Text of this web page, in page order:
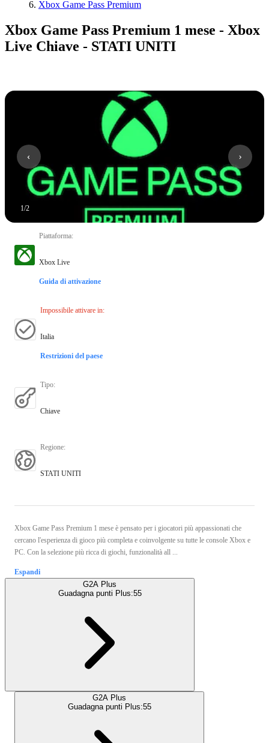
Xbox Game Pass Premium
Xbox Game Pass Premium 1 mese - Xbox
Live Chiave - STATI UNITI
1/2
Piattaforma:
Xbox Live
Guida di attivazione
Impossibile attivare in:
Italia
Restrizioni del paese
Tipo:
Chiave
Regione:
STATI UNITI
Xbox Game Pass Premium 1 mese è pensato per i giocatori più appassionati che
cercano l'esperienza di gioco più completa e coinvolgente su tutte le console Xbox e
PC. Con la selezione più ricca di giochi, funzionalità all ...
Espandi
G2A Plus
Guadagna punti Plus:55
G2A Plus
Guadagna punti Plus:55